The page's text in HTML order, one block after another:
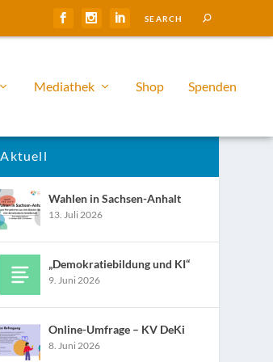
Mediathek Shop Spenden
Aktuell
Wahlen in Sachsen-Anhalt
13. Juli 2026
„Demokratiebildung und KI“
9. Juni 2026
Online-Umfrage – KV DeKi
8. Juni 2026